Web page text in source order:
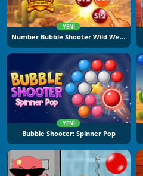
YENI
Number Bubble Shooter Wild West
YENI
Bubble Shooter: Spinner Pop